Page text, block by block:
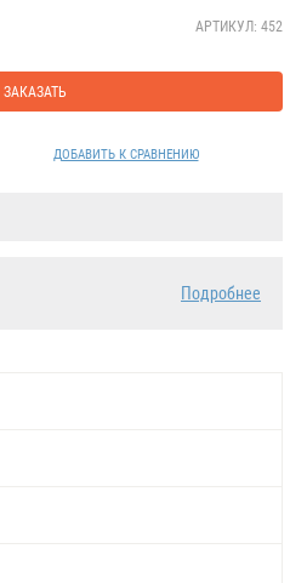
АРТИКУЛ: 452
ЗАКАЗАТЬ
ДОБАВИТЬ К СРАВНЕНИЮ
Подробнее